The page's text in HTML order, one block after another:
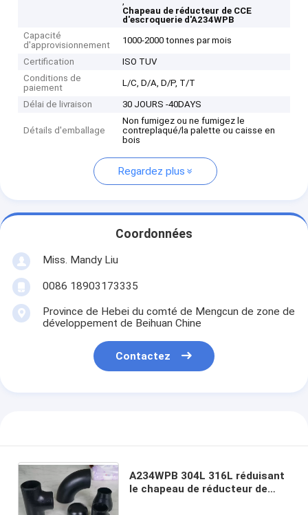
Chapeau de réducteur de CCE
d'escroquerie d'A234WPB
Capacité
d'approvisionnement
1000-2000 tonnes par mois
Certification
ISO TUV
Conditions de
paiement
L/C, D/A, D/P, T/T
Délai de livraison 30 JOURS -40DAYS
Détails d'emballage
Non fumigez ou ne fumigez le
contreplaqué/la palette ou caisse en
bois
Regardez plus
Coordonnées
Miss. Mandy Liu
0086 18903173335
Province de Hebei du comté de Mengcun de zone de
développement de Beihuan Chine
Contactez
A234WPB 304L 316L réduisant
le chapeau de réducteur de